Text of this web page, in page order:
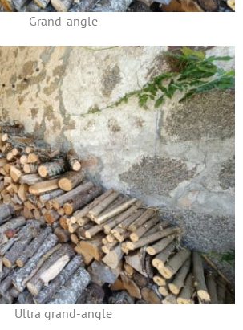
Grand-angle
Ultra grand-angle